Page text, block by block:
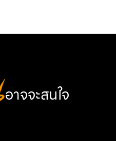
อาจจะสนใจ